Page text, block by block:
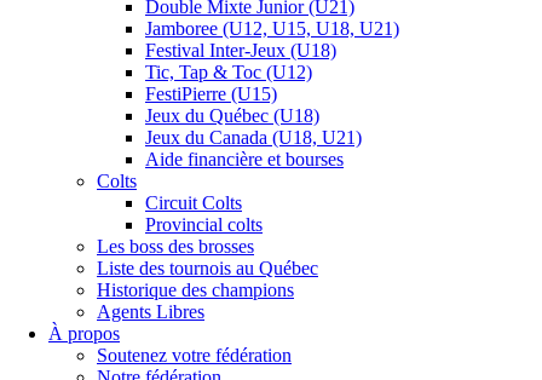
Double Mixte Junior (U21)
Jamboree (U12, U15, U18, U21)
Festival Inter-Jeux (U18)
Tic, Tap & Toc (U12)
FestiPierre (U15)
Jeux du Québec (U18)
Jeux du Canada (U18, U21)
Aide financière et bourses
Colts
Circuit Colts
Provincial colts
Les boss des brosses
Liste des tournois au Québec
Historique des champions
Agents Libres
À propos
Soutenez votre fédération